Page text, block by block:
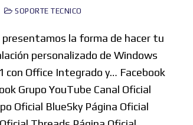
SOPORTE TECNICO
presentamos la forma de hacer tu
personalizado de Windows
con Office Integrado y… Facebook
Grupo YouTube Canal Oficial
Oficial BlueSky Página Oficial